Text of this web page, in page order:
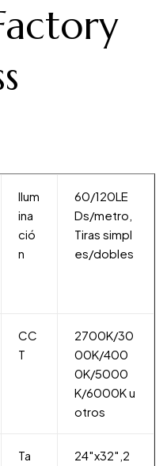
Ilum
ina
ció
n
60/120LE
Ds/metro,
Tiras simpl
es/dobles
CC
T
2700K/30
00K/400
0K/5000
K/6000K u
otros
Ta
24″x32″,2